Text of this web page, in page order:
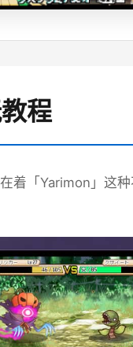
程
着「Yarimon」这